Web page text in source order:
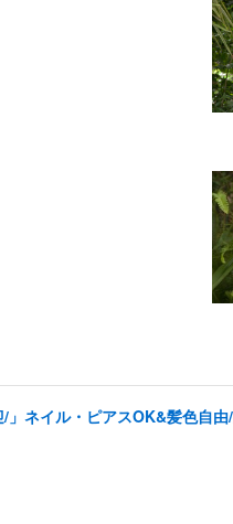
ネイル・ピアスOK&髪色自